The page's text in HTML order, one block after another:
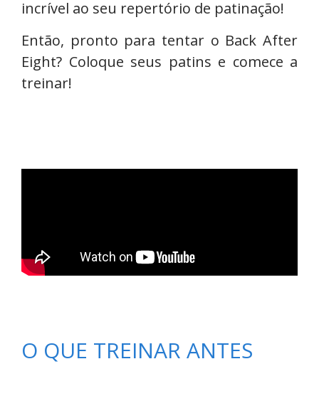
incrível ao seu repertório de patinação!
Então, pronto para tentar o Back After
Eight? Coloque seus patins e comece a
treinar!
O QUE TREINAR ANTES